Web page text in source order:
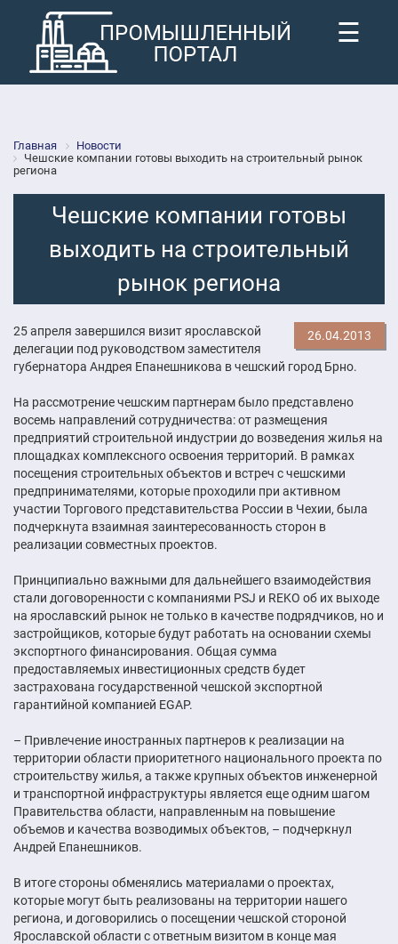
☰
Главная
Новости
Чешские компании готовы выходить на строительный рынок
региона
Чешские компании готовы
выходить на строительный
рынок региона
26.04.2013
25 апреля завершился визит ярославской
делегации под руководством заместителя
губернатора Андрея Епанешникова в чешский город Брно.
На рассмотрение чешским партнерам было представлено
восемь направлений сотрудничества: от размещения
предприятий строительной индустрии до возведения жилья на
площадках комплексного освоения территорий. В рамках
посещения строительных объектов и встреч с чешскими
предпринимателями, которые проходили при активном
участии Торгового представительства России в Чехии, была
подчеркнута взаимная заинтересованность сторон в
реализации совместных проектов.
Принципиально важными для дальнейшего взаимодействия
стали договоренности с компаниями PSJ и REKO об их выходе
на ярославский рынок не только в качестве подрядчиков, но и
застройщиков, которые будут работать на основании схемы
экспортного финансирования. Общая сумма
предоставляемых инвестиционных средств будет
застрахована государственной чешской экспортной
гарантийной компанией EGAP.
– Привлечение иностранных партнеров к реализации на
территории области приоритетного национального проекта по
строительству жилья, а также крупных объектов инженерной
и транспортной инфраструктуры является еще одним шагом
Правительства области, направленным на повышение
объемов и качества возводимых объектов, – подчеркнул
Андрей Епанешников.
В итоге стороны обменялись материалами о проектах,
которые могут быть реализованы на территории нашего
региона, и договорились о посещении чешской стороной
Ярославской области с ответным визитом в конце мая